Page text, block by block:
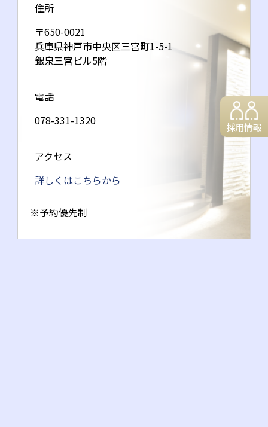
採用情報
住所
〒650-0021
兵庫県神戸市中央区三宮町1-5-1
銀泉三宮ビル5階
電話
078-331-1320
アクセス
詳しくはこちらから
※予約優先制